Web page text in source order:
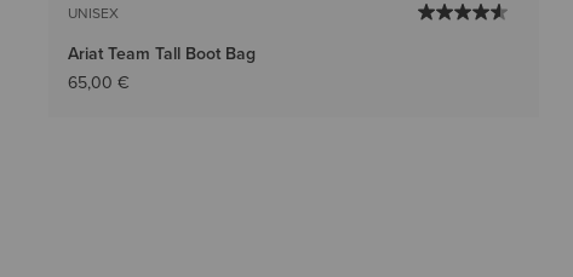
UNISEX
Ariat Team Tall Boot Bag
65,00 €